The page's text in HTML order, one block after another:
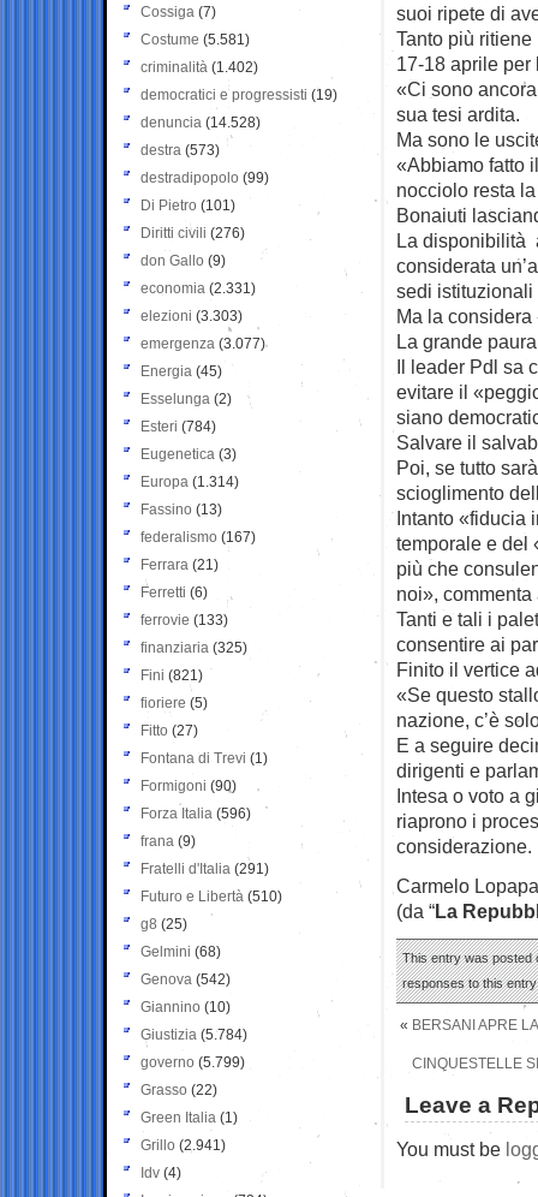
suoi ripete di
Tanto più
17-18 aprile
«Ci sono
sua tesi ardita.
Ma sono le
«Abbiamo fatto
nocciolo resta
Bonaiuti
La disponibilità
considerata
sedi istituzionali
Ma la considera
La grande
Il leader Pdl sa
evitare il
siano
Salvare il
Poi, se tutto
scioglimento
Intanto «fiducia
temporale e del
più che
noi»,
Tanti e tali i
consentire ai
Finito il vertice
«Se questo
nazione, c’è
E a seguire
dirigenti e
Intesa o voto a
riaprono i
considerazione.
Carmelo Lopapa
(da “La
This entry was posted
responses to this
« BERSANI APRE
CINQUESTELLE
Leave a
You must be
Cossiga (7)
Costume (5.581)
criminalità (1.402)
democratici e progressisti (19)
denuncia (14.528)
destra (573)
destradipopolo (99)
Di Pietro (101)
Diritti civili (276)
don Gallo (9)
economia (2.331)
elezioni (3.303)
emergenza (3.077)
Energia (45)
Esselunga (2)
Esteri (784)
Eugenetica (3)
Europa (1.314)
Fassino (13)
federalismo (167)
Ferrara (21)
Ferretti (6)
ferrovie (133)
finanziaria (325)
Fini (821)
fioriere (5)
Fitto (27)
Fontana di Trevi (1)
Formigoni (90)
Forza Italia (596)
frana (9)
Fratelli d'Italia (291)
Futuro e Libertà (510)
g8 (25)
Gelmini (68)
Genova (542)
Giannino (10)
Giustizia (5.784)
governo (5.799)
Grasso (22)
Green Italia (1)
Grillo (2.941)
Idv (4)